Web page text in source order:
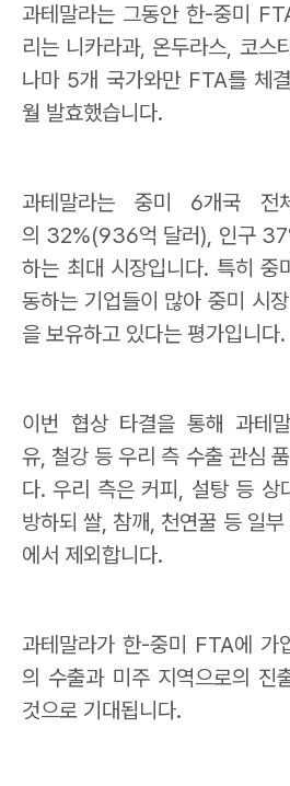
과테말라는 그동안 한-중미
리는 니카라과, 온두라스, 코스
나마 5개 국가와만 FTA를 체
월 발효했습니다.
과테말라는 중미 6개국 전
의 32%(936억 달러), 인구
하는 최대 시장입니다. 특히 중
동하는 기업들이 많아 중미 시
을 보유하고 있다는 평가입니다.
이번 협상 타결을 통해 과테
유, 철강 등 우리 측 수출 관심
다. 우리 측은 커피 , 설탕 등 상
방하되 쌀, 참깨, 천연꿀 등 일
에서 제외합니다.
과테말라가 한-중미 FTA에 가
의 수출과 미주 지역으로의 진
것으로 기대됩니다.